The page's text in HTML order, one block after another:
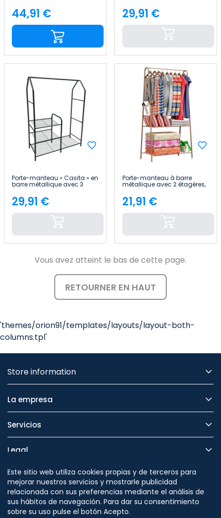
bambou Canoply 160 x 68 x
36 cm Thinia Home
Price
44,91 €
Trade Noir 64,5 x 38 x 172 cm
7house
Price
29,91 €
Porte-manteau « Casita » en
barre métallique avec 3
étagères, modèle Lean Noir,
98 x 40 x 137 cm 7house
Price
29,91 €
Porte-manteau à barre
métallique avec 2 étagères,
modèle « Rizo Champagn »,
61 x 36 x 163 cm 7house
Price
21,91 €
Vous avez atteint le bas de cette page.
RETOURNER EN HAUT
'themes/orion91/templates/layouts/layout-both-
columns.tpl'
Store information
La empresa
Servicios
Legal
Seguridad
Este sitio web utiliza cookies propias y de terceros para
mejorar nuestros servicios y mostrarle publicidad
relacionada con sus preferencias mediante el análisis de
sus hábitos de navegación. Para dar su consentimiento
sobre su uso pulse el botón Acepto.